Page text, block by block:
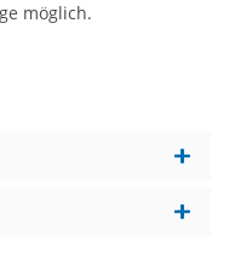
möglich.